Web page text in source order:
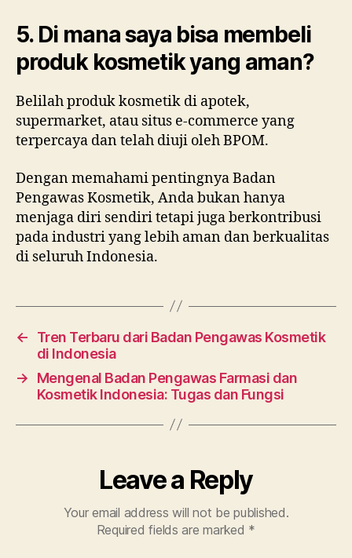
5. Di mana saya bisa membeli
produk kosmetik yang aman?
Belilah produk kosmetik di apotek,
supermarket, atau situs e-commerce yang
terpercaya dan telah diuji oleh BPOM.
Dengan memahami pentingnya Badan
Pengawas Kosmetik, Anda bukan hanya
menjaga diri sendiri tetapi juga berkontribusi
pada industri yang lebih aman dan berkualitas
di seluruh Indonesia.
←
Tren Terbaru dari Badan Pengawas Kosmetik
di Indonesia
→
Mengenal Badan Pengawas Farmasi dan
Kosmetik Indonesia: Tugas dan Fungsi
Leave a Reply
Your email address will not be published.
Required fields are marked *